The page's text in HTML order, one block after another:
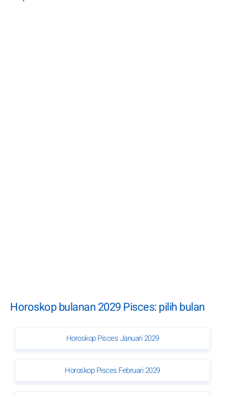
Horoskop bulanan 2029 Pisces: pilih bulan
Horoskop Pisces Januari 2029
Horoskop Pisces Februari 2029